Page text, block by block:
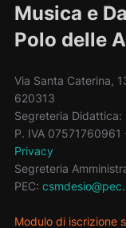
Musica e
Polo delle
Via Santa Caterina,
620313
Segreteria Didattica:
P. IVA 07571760961
Privacy
Segreteria
PEC:
Modulo di iscrizione